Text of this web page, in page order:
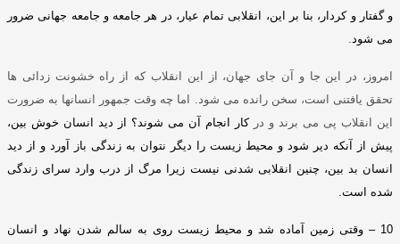
و گفتار و کردار، بنا بر این، انقلابی تمام عیار، در هر جامعه و جامعه جهانی ضرور
می شود
امروز، در این جا و آن جای جهان، از این انقلاب که از راه خشونت زدائی ها
تحقق یافتنی است، سخن رانده می شود
اما چه وقت جمهور انسانها به ضرورت
این انقلاب پی می برند و در کار انجام آن می شوند؟ از دید انسان خوش بین،
پیش از آنکه دیر شود و محیط زیست را دیگر نتوان به زندگی باز آورد و از دید
انسان بد بین، چنین انقلابی شدنی نیست زیرا مرگ از درب وارد سرای زندگی
شده است
10 –
وقتی زمین آماده شد و محیط زیست روی به سالم شدن نهاد و انسان